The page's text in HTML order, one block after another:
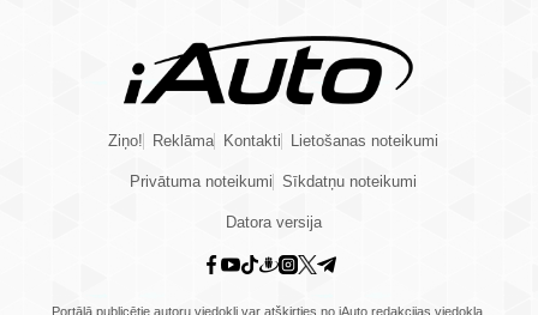
Ziņo! Reklāma Kontakti Lietošanas noteikumi
Privātuma noteikumi Sīkdatņu noteikumi
Datora versija
Portālā publicētie autoru viedokļi var atšķirties no iAuto redakcijas viedokļa.